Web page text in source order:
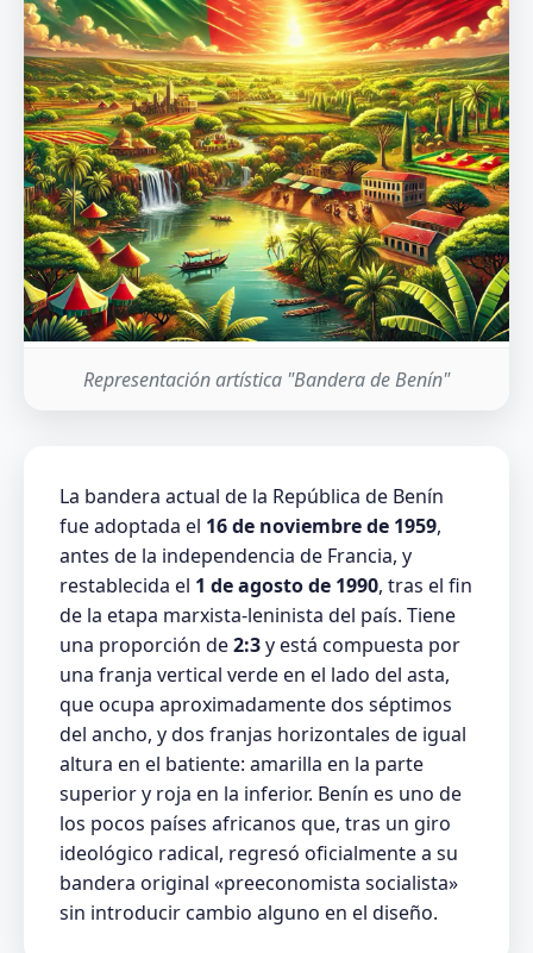
Representación artística "Bandera de Benín"
La bandera actual de la República de Benín
fue adoptada el 16 de noviembre de 1959,
antes de la independencia de Francia, y
restablecida el 1 de agosto de 1990, tras el fin
de la etapa marxista-leninista del país. Tiene
una proporción de2:3y está compuesta por
una franja vertical verde en el lado del asta,
que ocupa aproximadamente dos séptimos
del ancho, y dos franjas horizontales de igual
altura en el batiente: amarilla en la parte
superior y roja en la inferior. Benín es uno de
los pocos países africanos que, tras un giro
ideológico radical, regresó oficialmente a su
bandera original «preeconomista socialista»
sin introducir cambio alguno en el diseño.